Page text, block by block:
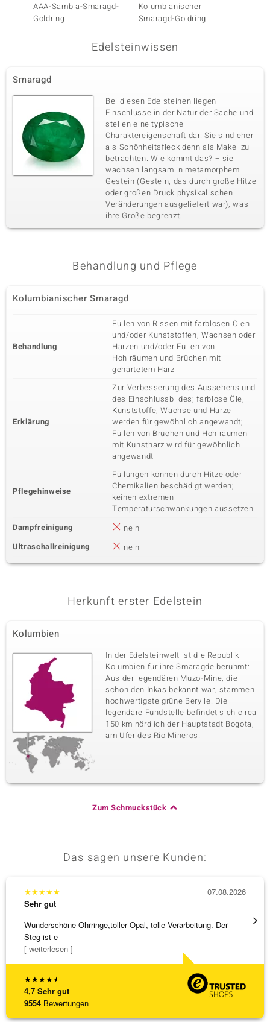
AAA-Sambia-Smaragd-
Goldring
Kolumbianischer
Smaragd-Goldring
Edelsteinwissen
Smaragd
Bei diesen Edelsteinen liegen
Einschlüsse in der Natur der Sache und
stellen eine typische
Charaktereigenschaft dar. Sie sind eher
als Schönheitsfleck denn als Makel zu
betrachten. Wie kommt das? – sie
wachsen langsam in metamorphem
Gestein (Gestein, das durch große Hitze
oder großen Druck physikalischen
Veränderungen ausgeliefert war), was
ihre Größe begrenzt.
Behandlung und Pflege
Kolumbianischer Smaragd
Behandlung
Füllen von Rissen mit farblosen Ölen
und/oder Kunststoffen, Wachsen oder
Harzen und/oder Füllen von
Hohlräumen und Brüchen mit
gehärtetem Harz
Erklärung
Zur Verbesserung des Aussehens und
des Einschlussbildes; farblose Öle,
Kunststoffe, Wachse und Harze
werden für gewöhnlich angewandt;
Füllen von Brüchen und Hohlräumen
mit Kunstharz wird für gewöhnlich
angewandt
Pflegehinweise
Füllungen können durch Hitze oder
Chemikalien beschädigt werden;
keinen extremen
Temperaturschwankungen aussetzen
Dampfreinigung
nein
Ultraschallreinigung
nein
Herkunft erster Edelstein
Kolumbien
In der Edelsteinwelt ist die Republik
Kolumbien für ihre Smaragde berühmt:
Aus der legendären Muzo-Mine, die
schon den Inkas bekannt war, stammen
hochwertigste grüne Berylle. Die
legendäre Fundstelle befindet sich circa
150 km nördlich der Hauptstadt Bogota,
am Ufer des Rio Mineros.
Zum Schmuckstück
Das sagen unsere Kunden:
★★★★★
4,7 Sehr gut
9554 Bewertungen
★★★★★
Sehr gut
Wunderschöne Ohrringe,toller Opal, tolle Verarbeitung. Der
Steg ist e
[ weiterlesen ]
07.08.2026
Eine